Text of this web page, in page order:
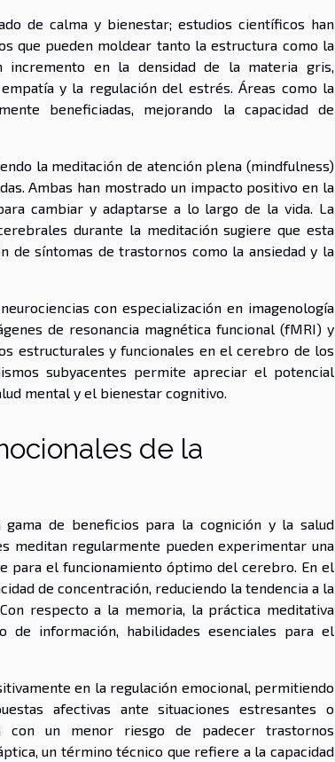
de calma y bienestar; estudios científicos han
que pueden moldear tanto la estructura como la
incremento en la densidad de la materia gris,
y la regulación del estrés. Áreas como la
beneficiadas, mejorando la capacidad de
la meditación de atención plena (mindfulness)
Ambas han mostrado un impacto positivo en la
cambiar y adaptarse a lo largo de la vida. La
durante la meditación sugiere que esta
de síntomas de trastornos como la ansiedad y la
con especialización en imagenología
de resonancia magnética funcional (fMRI) y
estructurales y funcionales en el cerebro de los
subyacentes permite apreciar el potencial
mental y el bienestar cognitivo.
de la
de beneficios para la cognición y la salud
meditan regularmente pueden experimentar una
para el funcionamiento óptimo del cerebro. En el
de concentración, reduciendo la tendencia a la
respecto a la memoria, la práctica meditativa
información, habilidades esenciales para el
en la regulación emocional, permitiendo
afectivas ante situaciones estresantes o
con un menor riesgo de padecer trastornos
un término técnico que refiere a la capacidad